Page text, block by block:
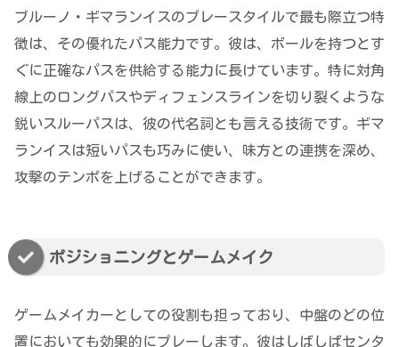
ブルーノ・ギマランイスのプレースタイルで最も際立つ特
徴は、その優れたパス能力です。彼は、ボールを持つとす
ぐに正確なパスを供給する能力に長けています。特に対角
線上のロングパスやディフェンスラインを切り裂くような
鋭いスルーパスは、彼の代名詞とも言える技術です。ギマ
ランイスは短いパスも巧みに使い、味方との連携を深め、
攻撃のテンポを上げることができます。
ポジショニングとゲームメイク
ゲームメイカーとしての役割も担っており、中盤のどの位
置においても効果的にプレーします。彼はしばしばセンタ